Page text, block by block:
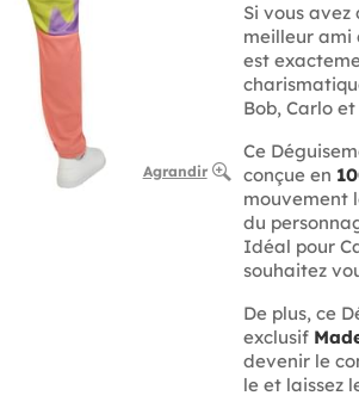
Agrandir
Si vous
meilleur ami
est
Bob, Carlo
Ce
conçue en
mouvement
du
Idéal pour
souhaitez
De plus, ce
exclusif
devenir le
le et laissez